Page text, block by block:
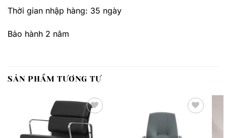
Thời gian nhập hàng: 35 ngày
Bảo hành 2 năm
SẢN PHẨM TƯƠNG TỰ
Thêm
yêu
thích